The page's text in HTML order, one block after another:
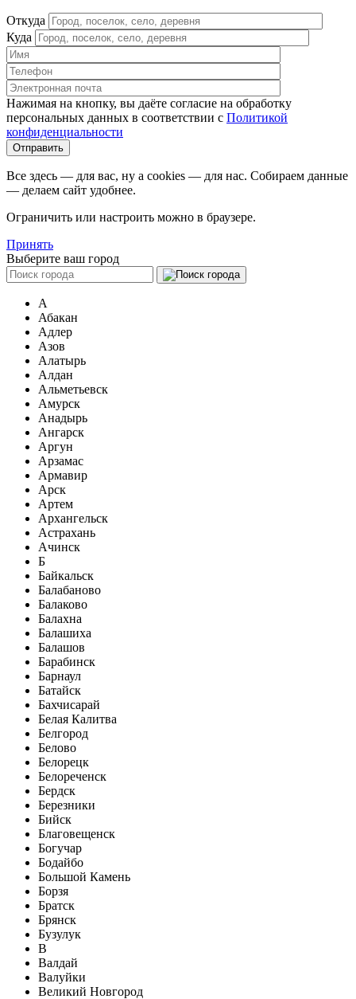
Откуда
Куда
Нажимая на кнопку, вы даёте согласие на обработку
персональных данных в соответствии c Политикой
конфиденциальности
Все здесь — для вас, ну а cookies — для нас. Собираем данные
— делаем сайт удобнее.
Ограничить или настроить можно в браузере.
Принять
Выберите ваш город
А
Абакан
Адлер
Азов
Алатырь
Алдан
Альметьевск
Амурск
Анадырь
Ангарск
Аргун
Арзамас
Армавир
Арск
Артем
Архангельск
Астрахань
Ачинск
Б
Байкальск
Балабаново
Балаково
Балахна
Балашиха
Балашов
Барабинск
Барнаул
Батайск
Бахчисарай
Белая Калитва
Белгород
Белово
Белорецк
Белореченск
Бердск
Березники
Бийск
Благовещенск
Богучар
Бодайбо
Большой Камень
Борзя
Братск
Брянск
Бузулук
В
Валдай
Валуйки
Великий Новгород